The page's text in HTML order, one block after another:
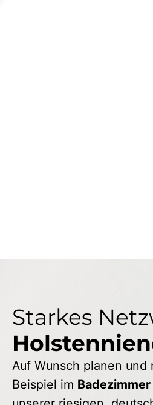
Starkes
Auf Wunsch planen
Beispiel im Badezimmer